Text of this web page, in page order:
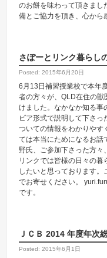
のお餅を味わって頂きまし
備とご協力を頂き、心から
さぽーとリンク暮ら
Posted: 2015年6月20日
6月13日補習授業校で本年
者の方々が、QLD在住の
けました。なかなか知る事
ビア形式で説明して下さ
ついての情報をわかりやす
ては本当にためになるお話
野氏、ご参加下さった方々
リンクでは皆様の日々の
したいと思っております。
でお寄せください。
です。
ＪＣＢ 2014 年度年次
Posted: 2015年6月1日